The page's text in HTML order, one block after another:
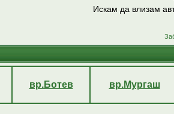
Искам да влизам
вр.Ботев вр.Мургаш